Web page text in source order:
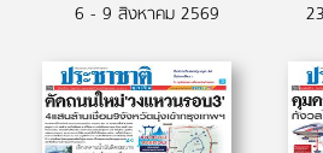
6 - 9 สิงหาคม 2569